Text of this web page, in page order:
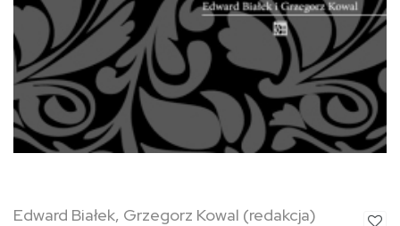
Edward Białek, Grzegorz Kowal (redakcja)